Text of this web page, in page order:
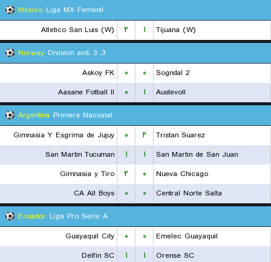
Mexico Liga MX Femenil
Atletico San Luis (W)
۲ ۱
Tijuana (W)
Norway
3. Division avd. 3
Askoy FK
۰ ۰
Sogndal 2
Aasane Fotball II
۰ ۱
Austevoll
Argentina Primera Nacional
Gimnasia Y Esgrima de Jujuy
۰ ۲
Tristan Suarez
San Martin Tucuman
۱ ۱
San Martin de San Juan
Gimnasia y Tiro
۲ ۰
Nueva Chicago
CA All Boys
۰ ۰
Central Norte Salta
Ecuador Liga Pro Serie A
Guayaquil City
۰ ۰
Emelec Guayaquil
Delfin SC
۱ ۱
Orense SC